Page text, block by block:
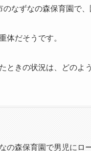
のなずなの森保育園で
体だそうです。
ときの状況は、どのよ
の森保育園で男児にロ